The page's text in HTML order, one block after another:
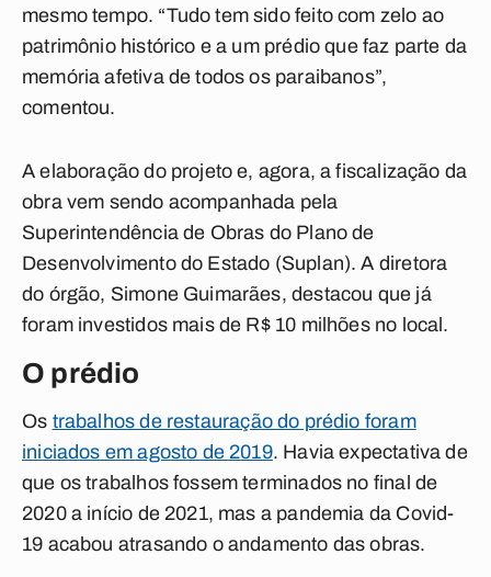
mesmo tempo. “Tudo tem sido feito com zelo ao
patrimônio histórico e a um prédio que faz parte da
memória afetiva de todos os paraibanos”,
comentou.
A elaboração do projeto e, agora, a fiscalização da
obra vem sendo acompanhada pela
Superintendência de Obras do Plano de
Desenvolvimento do Estado (Suplan). A diretora
do órgão, Simone Guimarães, destacou que já
foram investidos mais de R$ 10 milhões no local.
O prédio
Os trabalhos de restauração do prédio foram
iniciados em agosto de 2019. Havia expectativa de
que os trabalhos fossem terminados no final de
2020 a início de 2021, mas a pandemia da Covid-
19 acabou atrasando o andamento das obras.